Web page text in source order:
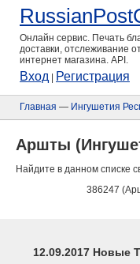
Онлайн сервис. Печать
доставки, отслеживание
интернет магазина. API.
Вход Регистрация
Главная — Ингушетия
Аршты
Найдите в данном списке
386247
12.09.2017 Новые